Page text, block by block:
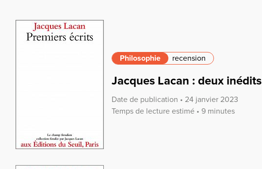
Philosophie recension
Jacques Lacan : deux inédits
Date de publication • 24 janvier 2023
Temps de lecture estimé • 9 minutes